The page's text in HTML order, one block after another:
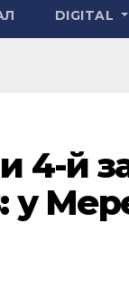
DIGITAL
4-й
у